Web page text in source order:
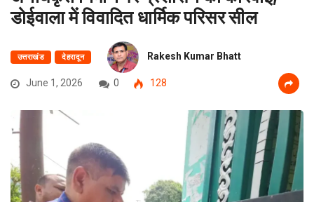
डोईवाला में विवादित धार्मिक परिसर सील
उत्तराखंड देहरादून Rakesh Kumar Bhatt
June 1, 2026 0 128